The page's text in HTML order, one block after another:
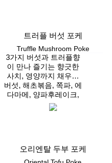
트러플 버섯 포케
Truffle Mushroom Poke
3가지 버섯과 트러플향
이 만나 즐기는 향긋한
사치, 영양까지 채우는
프리미엄 포케
버섯, 해초볶음, 쪽파, 에
다마메, 양파후레이크,
적채, 방울토마토, 후리
카케
오리엔탈 두부 포케